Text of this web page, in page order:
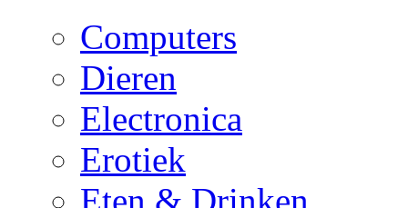
Computers
Dieren
Electronica
Erotiek